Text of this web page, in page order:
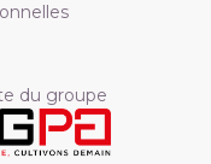
du groupe